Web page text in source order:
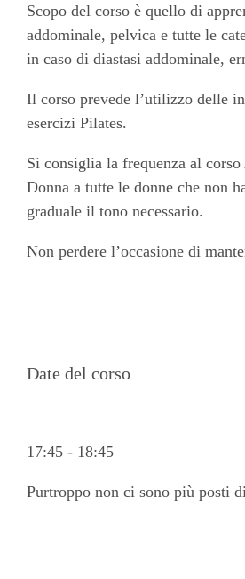
Scopo del corso è quello di
addominale, pelvica e tutte le
in caso di diastasi addominale,
Il corso prevede l’utilizzo delle
esercizi Pilates.
Si consiglia la frequenza al
Donna a tutte le donne che non
graduale il tono necessario.
Non perdere l’occasione di
Date del corso
17:45 - 18:45
Purtroppo non ci sono più posti